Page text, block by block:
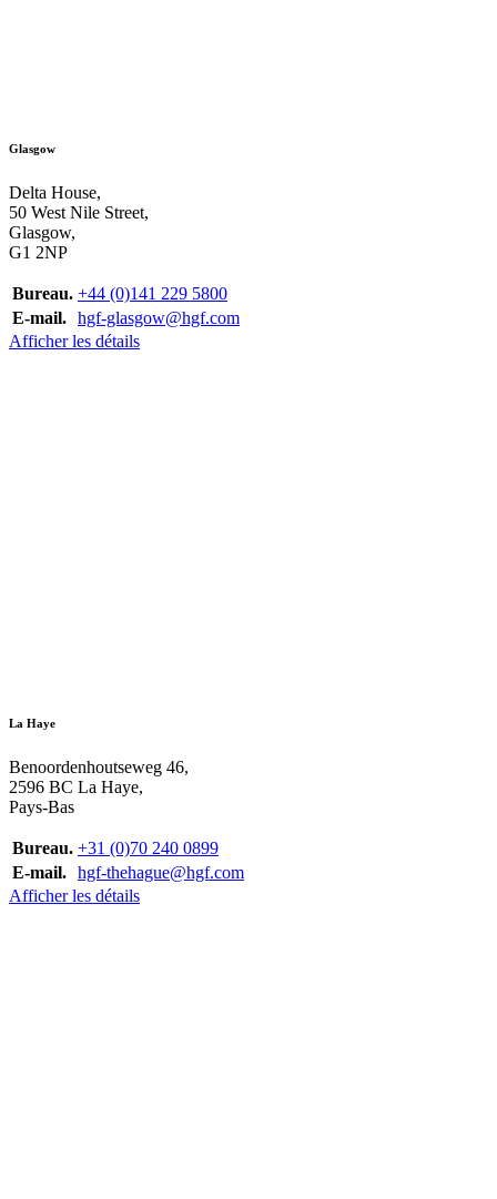
Glasgow
Delta House,
50 West Nile Street,
Glasgow,
G1 2NP
Bureau. +44 (0)141 229 5800
E-mail. hgf-glasgow@hgf.com
Afficher les détails
La Haye
Benoordenhoutseweg 46,
2596 BC La Haye,
Pays-Bas
Bureau. +31 (0)70 240 0899
E-mail. hgf-thehague@hgf.com
Afficher les détails